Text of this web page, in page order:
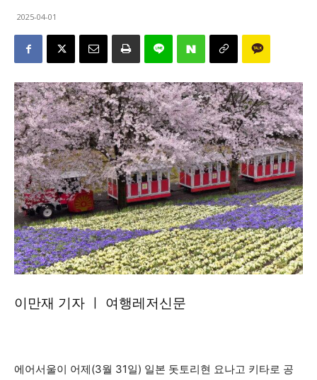
2025-04-01
이만재 기자 ㅣ 여행레저신문
에어서울이 어제(3월 31일) 일본 돗토리현 요나고 키타로 공